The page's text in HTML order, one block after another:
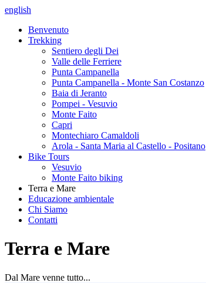
english
Benvenuto
Trekking
Sentiero degli Dei
Valle delle Ferriere
Punta Campanella
Punta Campanella - Monte San Costanzo
Baia di Jeranto
Pompei - Vesuvio
Monte Faito
Capri
Montechiaro Camaldoli
Arola - Santa Maria al Castello - Positano
Bike Tours
Vesuvio
Monte Faito biking
Terra e Mare
Educazione ambientale
Chi Siamo
Contatti
Terra e Mare
Dal Mare venne tutto...